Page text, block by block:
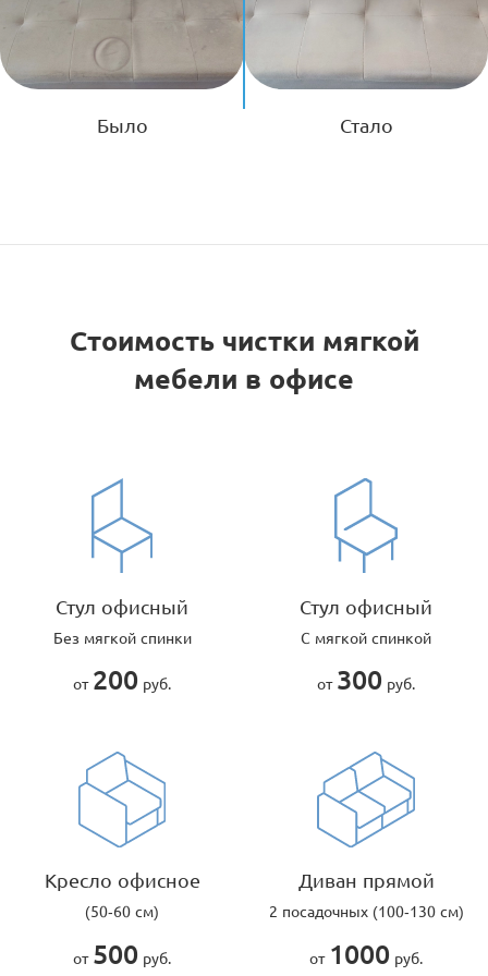
Было Стало
Стоимость чистки мягкой
мебели в офисе
Стул офисный
Без мягкой спинки
от 200 руб.
Стул офисный
С мягкой спинкой
от 300 руб.
Кресло офисное
(50-60 см)
от 500 руб.
Диван прямой
2 посадочных (100-130 см)
от 1000 руб.